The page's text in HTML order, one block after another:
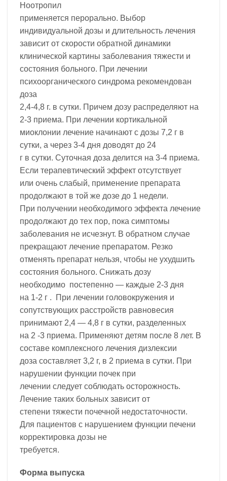
Ноотропил
применяется перорально. Выбор
индивидуальной дозы и длительность лечения
зависит от скорости обратной динамики
клинической картины заболевания тяжести и
состояния больного. При лечении
психоорганического синдрома рекомендован
доза
2,4-4,8 г. в сутки. Причем дозу распределяют на
2-3 приема. При лечении кортикальной
миоклонии лечение начинают с дозы 7,2 г в
сутки, а через 3-4 дня доводят до 24
г в сутки. Суточная доза делится на 3-4 приема.
Если терапевтический эффект отсутствует
или очень слабый, применение препарата
продолжают в той же дозе до 1 недели.
При получении необходимого эффекта лечение
продолжают до тех пор, пока симптомы
заболевания не исчезнут. В обратном случае
прекращают лечение препаратом. Резко
отменять препарат нельзя, чтобы не ухудшить
состояния больного. Снижать дозу
необходимо постепенно — каждые 2-3 дня
на 1-2 г . При лечении головокружения и
сопутствующих расстройств равновесия
принимают 2,4 — 4,8 г в сутки, разделенных
на 2 -3 приема. Применяют детям после 8 лет. В
составе комплексного лечения дизлексии
доза составляет 3,2 г, в 2 приема в сутки. При
нарушении функции почек при
лечении следует соблюдать осторожность.
Лечение таких больных зависит от
степени тяжести почечной недостаточности.
Для пациентов с нарушением функции печени
корректировка дозы не
требуется.
Форма выпуска